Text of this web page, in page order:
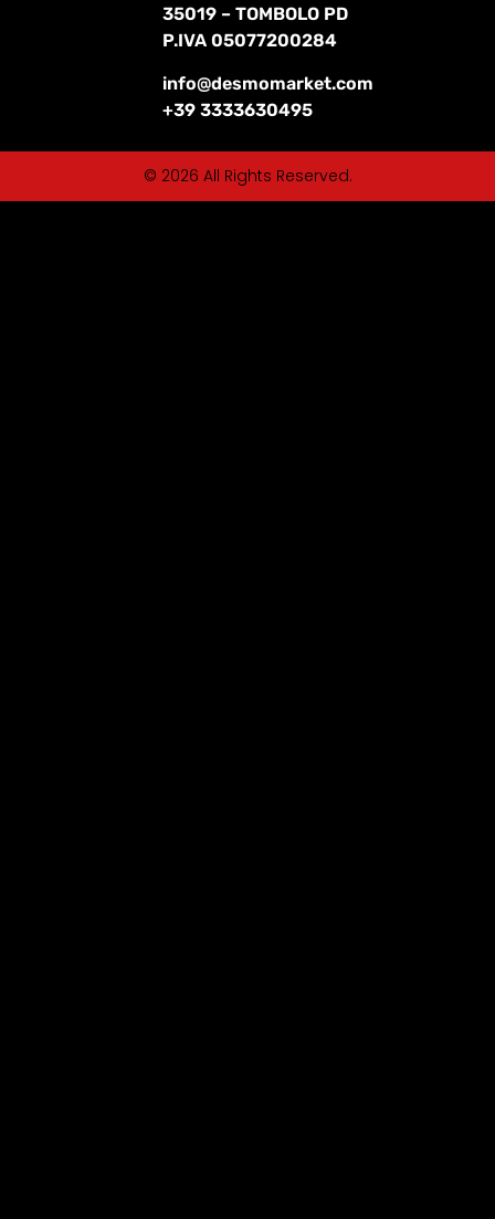
35019 – TOMBOLO PD
P.IVA 05077200284
info@desmomarket.com
+39 3333630495
© 2026 All Rights Reserved.